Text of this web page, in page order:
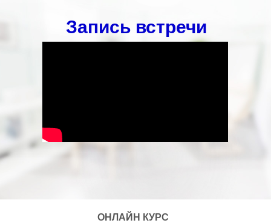
Запись встречи
ОНЛАЙН КУРС